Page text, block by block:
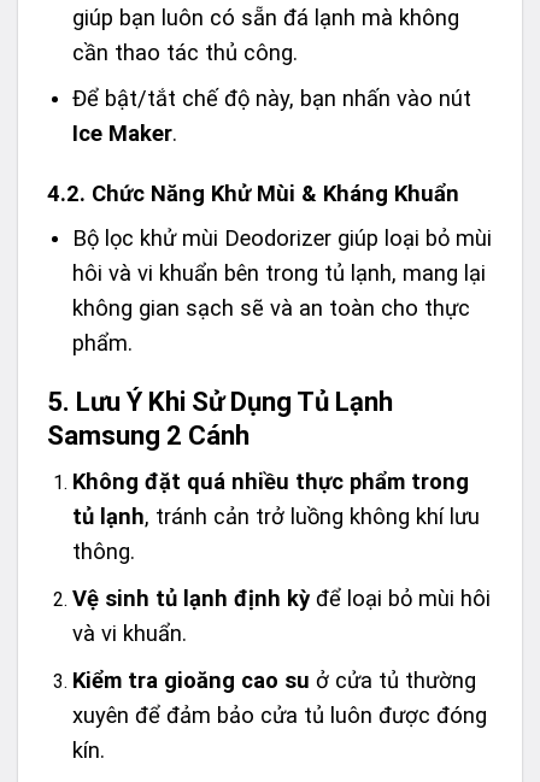
giúp bạn luôn có sẵn đá lạnh mà không
cần thao tác thủ công.
Để bật/tắt chế độ này, bạn nhấn vào nút
Ice Maker.
4.2. Chức Năng Khử Mùi & Kháng Khuẩn
Bộ lọc khử mùi Deodorizer giúp loại bỏ mùi
hôi và vi khuẩn bên trong tủ lạnh, mang lại
không gian sạch sẽ và an toàn cho thực
phẩm.
5. Lưu Ý Khi Sử Dụng Tủ Lạnh
Samsung 2 Cánh
Không đặt quá nhiều thực phẩm trong
tủ lạnh, tránh cản trở luồng không khí lưu
thông.
Vệ sinh tủ lạnh định kỳđể loại bỏ mùi hôi
và vi khuẩn.
Kiểm tra gioăng cao su ở cửa tủ thường
xuyên để đảm bảo cửa tủ luôn được đóng
kín.